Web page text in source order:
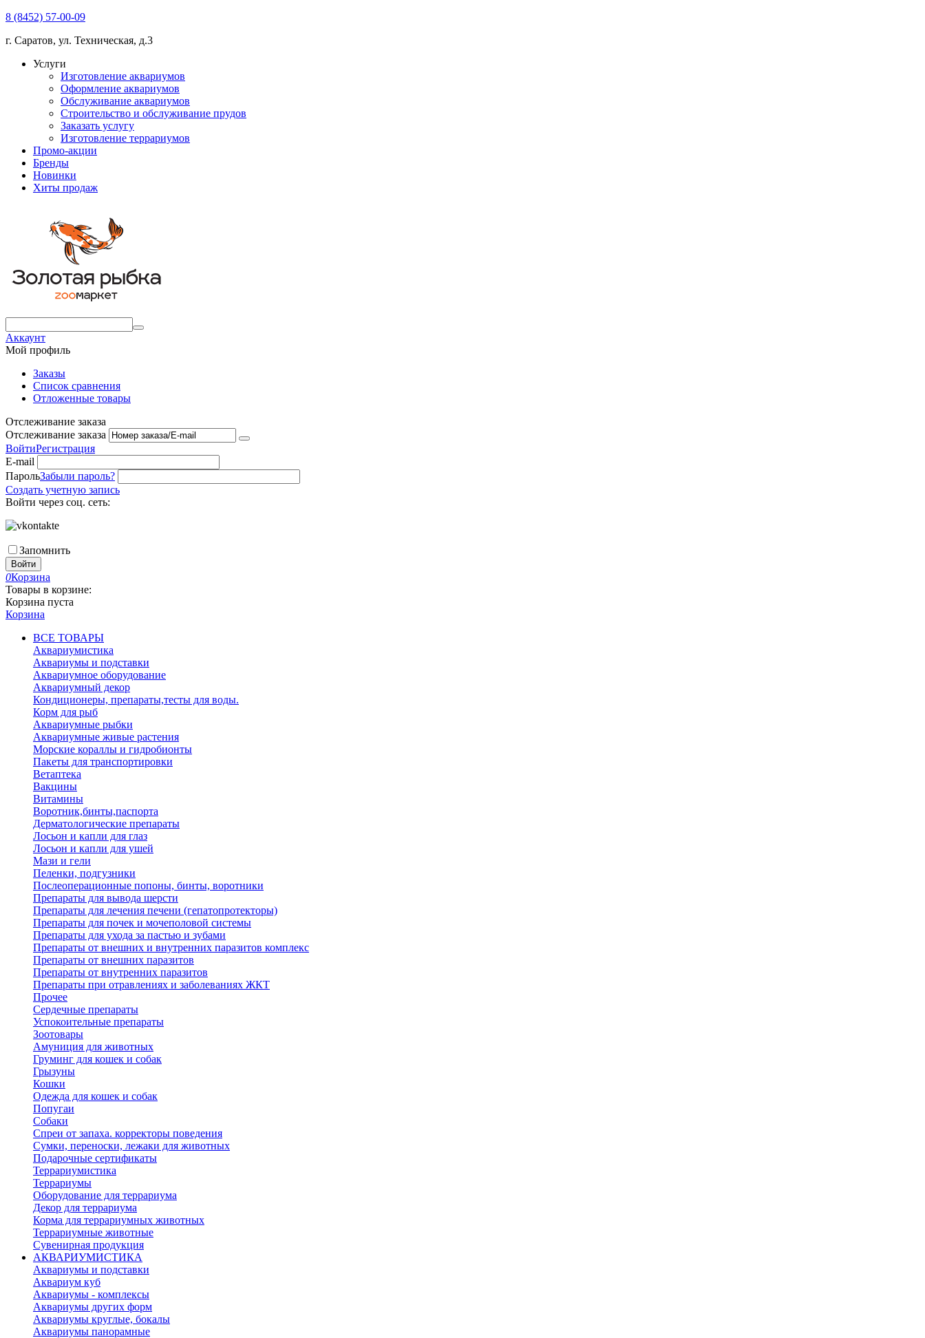
8 (8452) 57-00-09
г. Саратов, ул. Техническая, д.3
Услуги
Изготовление аквариумов
Оформление аквариумов
Обслуживание аквариумов
Строительство и обслуживание прудов
Заказать услугу
Изготовление террариумов
Промо-акции
Бренды
Новинки
Хиты продаж
Аккаунт
Мой профиль
Заказы
Список сравнения
Отложенные товары
Отслеживание заказа
Отслеживание заказа
ВойтиРегистрация
E-mail
ПарольЗабыли пароль?
Создать учетную запись
Войти через соц. сеть:
Запомнить
Войти
0Корзина
Товары в корзине:
Корзина пуста
Корзина
ВСЕ ТОВАРЫ
Аквариумистика
Аквариумы и подставки
Аквариумное оборудование
Аквариумный декор
Кондиционеры, препараты,тесты для воды.
Корм для рыб
Аквариумные рыбки
Аквариумные живые растения
Морские кораллы и гидробионты
Пакеты для транспортировки
Ветаптека
Вакцины
Витамины
Воротник,бинты,паспорта
Дерматологические препараты
Лосьон и капли для глаз
Лосьон и капли для ушей
Мази и гели
Пеленки, подгузники
Послеоперационные попоны, бинты, воротники
Препараты для вывода шерсти
Препараты для лечения печени (гепатопротекторы)
Препараты для почек и мочеполовой системы
Препараты для ухода за пастью и зубами
Препараты от внешних и внутренних паразитов комплекс
Препараты от внешних паразитов
Препараты от внутренних паразитов
Препараты при отравлениях и заболеваниях ЖКТ
Прочее
Сердечные препараты
Успокоительные препараты
Зоотовары
Амуниция для животных
Груминг для кошек и собак
Грызуны
Кошки
Одежда для кошек и собак
Попугаи
Собаки
Спреи от запаха. корректоры поведения
Сумки, переноски, лежаки для животных
Подарочные сертификаты
Террариумистика
Террариумы
Оборудование для террариума
Декор для террариума
Корма для террариумных животных
Террариумные животные
Сувенирная продукция
АКВАРИУМИСТИКА
Аквариумы и подставки
Аквариум куб
Аквариумы - комплексы
Аквариумы других форм
Аквариумы круглые, бокалы
Аквариумы панорамные